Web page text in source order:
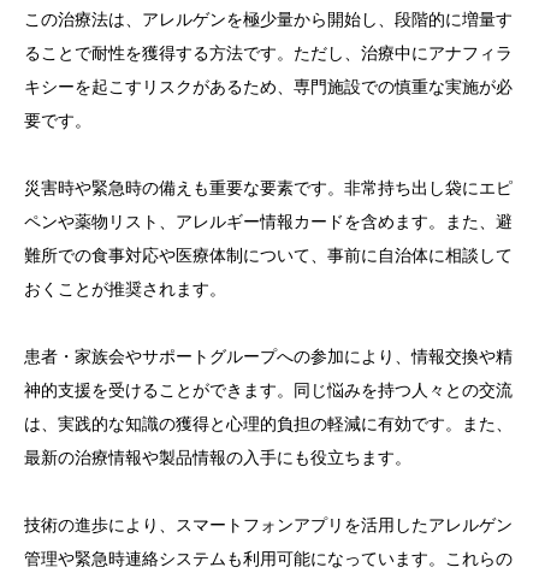
この治療法は、アレルゲンを極少量から開始し、段階的に増量す
ることで耐性を獲得する方法です。ただし、治療中にアナフィラ
キシーを起こすリスクがあるため、専門施設での慎重な実施が必
要です。
災害時や緊急時の備えも重要な要素です。非常持ち出し袋にエピ
ペンや薬物リスト、アレルギー情報カードを含めます。また、避
難所での食事対応や医療体制について、事前に自治体に相談して
おくことが推奨されます。
患者・家族会やサポートグループへの参加により、情報交換や精
神的支援を受けることができます。同じ悩みを持つ人々との交流
は、実践的な知識の獲得と心理的負担の軽減に有効です。また、
最新の治療情報や製品情報の入手にも役立ちます。
技術の進歩により、スマートフォンアプリを活用したアレルゲン
管理や緊急時連絡システムも利用可能になっています。これらの